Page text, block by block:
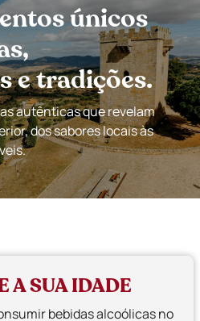
únicos
e tradições.
autênticas que revelam
dos sabores locais às
A SUA IDADE
bebidas alcoólicas no